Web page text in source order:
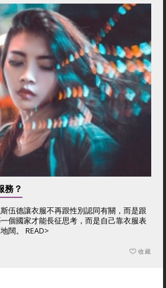
務？
伍德讓衣服不再跟性別認同有關，而是跟
個國家才能長征思考，而是自己靠衣服表
闊。 READ>
收藏